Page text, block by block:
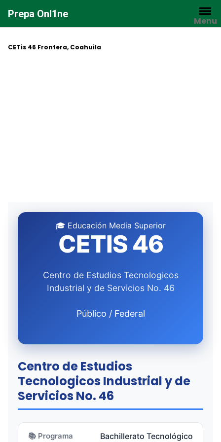
contenido
Prepa Onl1ne
Menu
CETis 46 Frontera, Coahuila
🎓 Educación Media Superior
CETIS 46
Centro de Estudios Tecnologicos
Industrial y de Servicios No. 46
Público / Federal
Centro de Estudios
Tecnologicos Industrial y de
Servicios No. 46
📚 Programa Bachillerato Tecnológico